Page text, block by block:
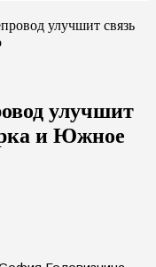
улучшит связь
улучшит
и Южное